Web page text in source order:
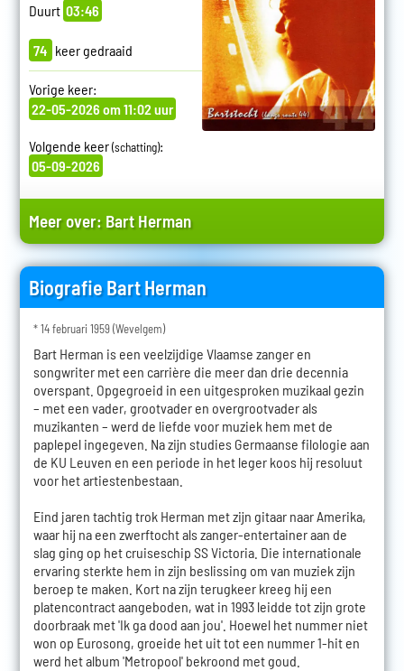
Duurt 03:46
74 keer gedraaid
Vorige keer:
22-05-2026 om 11:02 uur
Volgende keer(schatting):
05-09-2026
Meer over: Bart Herman
Biografie Bart Herman
* 14 februari 1959 (Wevelgem)
Bart Herman is een veelzijdige Vlaamse zanger en
songwriter met een carrière die meer dan drie decennia
overspant. Opgegroeid in een uitgesproken muzikaal gezin
– met een vader, grootvader en overgrootvader als
muzikanten – werd de liefde voor muziek hem met de
paplepel ingegeven. Na zijn studies Germaanse filologie aan
de KU Leuven en een periode in het leger koos hij resoluut
voor het artiestenbestaan.
Eind jaren tachtig trok Herman met zijn gitaar naar Amerika,
waar hij na een zwerftocht als zanger-entertainer aan de
slag ging op het cruiseschip SS Victoria. Die internationale
ervaring sterkte hem in zijn beslissing om van muziek zijn
beroep te maken. Kort na zijn terugkeer kreeg hij een
platencontract aangeboden, wat in 1993 leidde tot zijn grote
doorbraak met 'Ik ga dood aan jou'. Hoewel het nummer niet
won op Eurosong, groeide het uit tot een nummer 1-hit en
werd het album 'Metropool' bekroond met goud.